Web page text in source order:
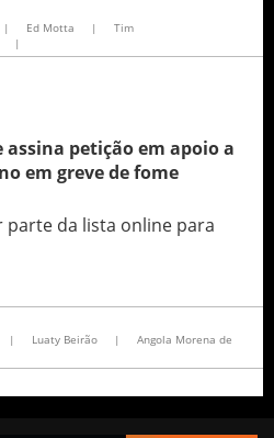
| Ed Motta |
Tim
|
assina petição em apoio a
em greve de fome
parte da lista online para
| Luaty Beirão |
Angola Morena de